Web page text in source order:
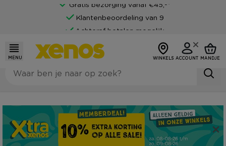
Gratis bezorging vanaf €45,-*
Klantenbeoordeling van 9
Achteraf betalen mogelijk
MENU WINKELS ACCOUNT MANDJE